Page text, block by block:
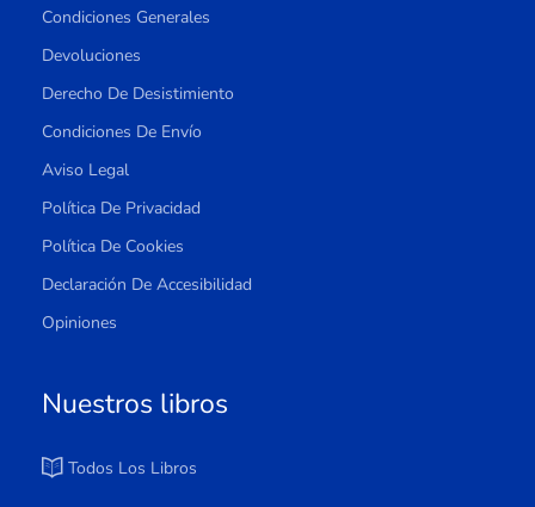
Condiciones Generales
Devoluciones
Derecho De Desistimiento
Condiciones De Envío
Aviso Legal
Política De Privacidad
Política De Cookies
Declaración De Accesibilidad
Opiniones
Nuestros libros
Todos Los Libros